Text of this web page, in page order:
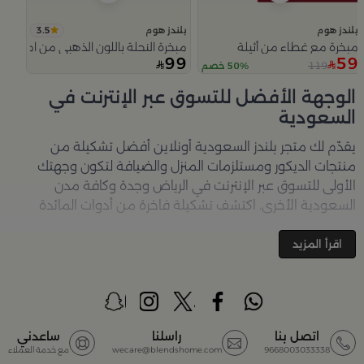
بلندز هوم
مبخرة مع غطاء من أثيلة
59
119 50% خصم
بلندز هوم 3.5
مبخرة النحلة باللون الذهبي من امارا
99
الوجهة الأفضل للتسوق عبر الإنترنت في
السعودية
يقدّم لك متجر بلندز السعودية أونلاين أفضل تشكيلة من
منتجات الديكور ومستلزمات المنزل والضيافة لتكون وجهتك
الأولى للتسوق عبر الإنترنت في الرياض وجدة وكافة مدن
السعودية الأخرى. اكتشف تشكيلة فاخرة من أدوات المائدة
جمالية على كل زاوية في منزلك – كل ذلك وأكثر في مكان واحد.
تصفّحي الآن عبر الرابط:
أفضل المنتجات والتصاميم في السعودية
اقرأ المزيد
اتصل بنا
9668003033338
راسلنا
wecare@blendshome.com
ساعدني
مع خدمة العملاء